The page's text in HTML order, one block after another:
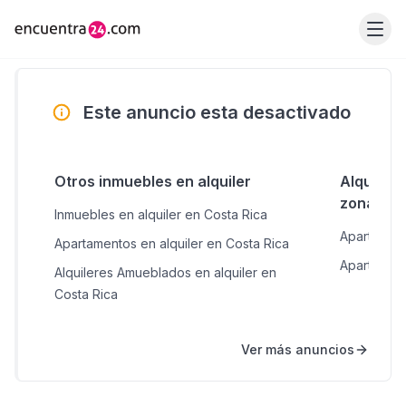
Este anuncio esta desactivado
Otros inmuebles en alquiler
Inmuebles en alquiler en Costa Rica
Apartamentos en alquiler en Costa Rica
Alquileres Amueblados en alquiler en
Costa Rica
Alquiler
zonas
Ver más anuncios